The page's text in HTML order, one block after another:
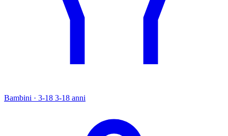
Bambini · 3-18 3-18 anni